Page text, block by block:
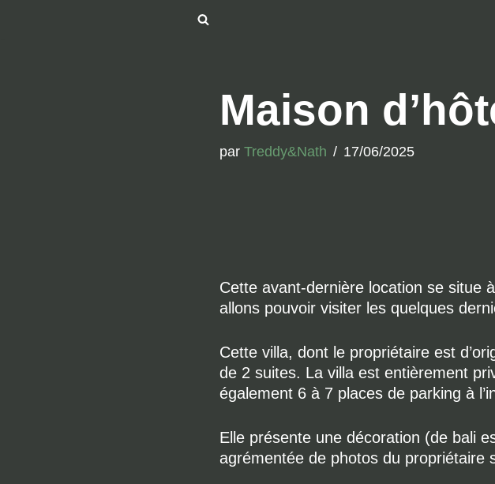
Maison
par Treddy&Nath 17/06/2025
Cette avant-dernière location se situe
allons pouvoir visiter les quelques
Cette villa, dont le propriétaire est
de 2 suites. La villa est entièrement
également 6 à 7 places de parking à
Elle présente une décoration (de bali
agrémentée de photos du propriétaire